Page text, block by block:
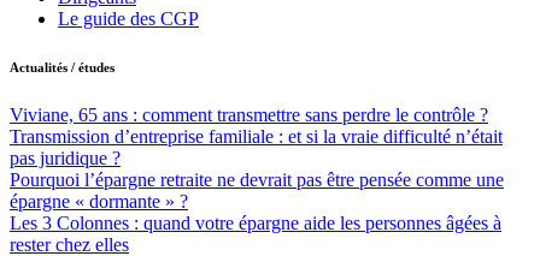
Le guide des CGP
Actualités / études
Viviane, 65 ans : comment transmettre sans perdre le contrôle ?
Transmission d’entreprise familiale : et si la vraie difficulté n’était
pas juridique ?
Pourquoi l’épargne retraite ne devrait pas être pensée comme une
épargne « dormante » ?
Les 3 Colonnes : quand votre épargne aide les personnes âgées à
rester chez elles